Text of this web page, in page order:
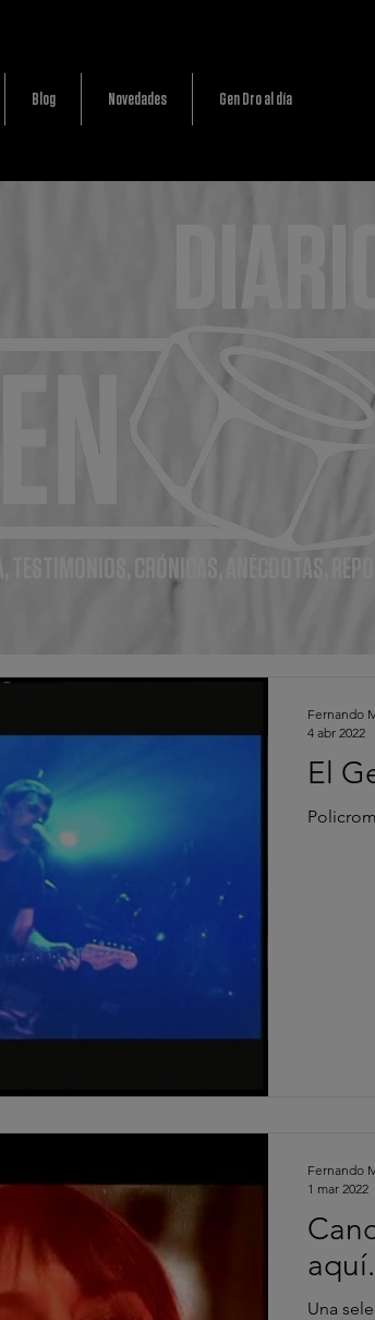
Blog Novedades Gen Dro al día
TESTIMONIOS, CRÓNICAS, ANÉCDOTAS,
DIARIO
El
Fernando
4 abr 2022
Una
Fernando
1 mar 2022